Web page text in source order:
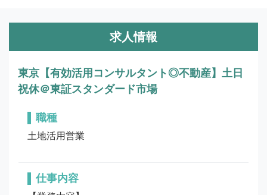
求人情報
東京【有効活用コンサルタント◎不動産】土日
祝休＠東証スタンダード市場
職種
土地活用営業
仕事内容